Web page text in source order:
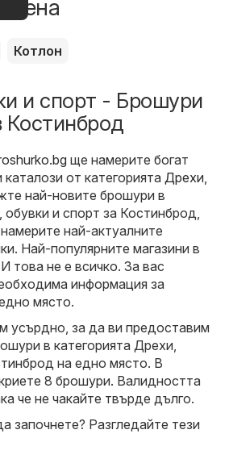
цена
Котлон
и спорт - Брошури
Костинброд
ще намерите богат
от категорията Дрехи,
най-новите брошури в
обувки и спорт за Костинброд,
най-актуалните
Най-популярните магазини в
това не е всичко. За вас
информация за
място.
усърдно, за да ви предоставим
в категорията Дрехи,
на едно място. В
8 брошури. Валидността
че не чакайте твърде дълго.
започнете? Разгледайте тези